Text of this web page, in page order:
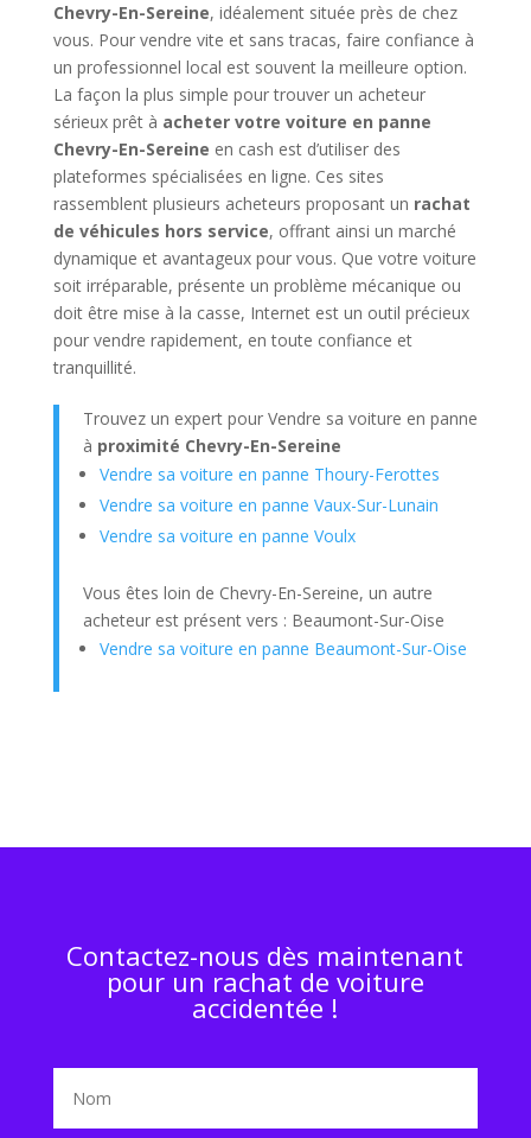
Chevry-En-Sereine, idéalement située près de chez
vous. Pour vendre vite et sans tracas, faire confiance à
un professionnel local est souvent la meilleure option.
La façon la plus simple pour trouver un acheteur
sérieux prêt à acheter votre voiture en panne
Chevry-En-Sereine en cash est d’utiliser des
plateformes spécialisées en ligne. Ces sites
rassemblent plusieurs acheteurs proposant un rachat
de véhicules hors service, offrant ainsi un marché
dynamique et avantageux pour vous. Que votre voiture
soit irréparable, présente un problème mécanique ou
doit être mise à la casse, Internet est un outil précieux
pour vendre rapidement, en toute confiance et
tranquillité.
Trouvez un expert pour Vendre sa voiture en panne
à proximité Chevry-En-Sereine
Vendre sa voiture en panne Thoury-Ferottes
Vendre sa voiture en panne Vaux-Sur-Lunain
Vendre sa voiture en panne Voulx
Vous êtes loin de Chevry-En-Sereine, un autre
acheteur est présent vers : Beaumont-Sur-Oise
Vendre sa voiture en panne Beaumont-Sur-Oise
Contactez-nous dès maintenant
pour un rachat de voiture
accidentée !